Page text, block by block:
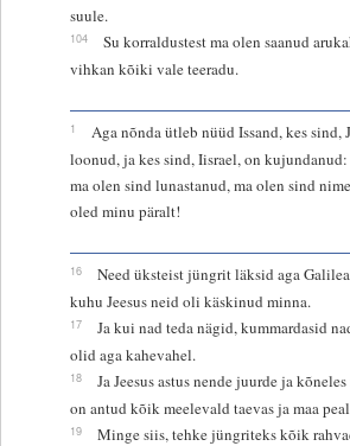
suule.
104
Su korraldustest ma olen saanud
vihkan kõiki vale teeradu.
1
Aga nõnda ütleb nüüd Issand, kes sind,
loonud, ja kes sind, Iisrael, on kujundanud:
ma olen sind lunastanud, ma olen sind
oled minu päralt!
16
Need üksteist jüngrit läksid aga
kuhu Jeesus neid oli käskinud minna.
17
Ja kui nad teda nägid, kummardasid
olid aga kahevahel.
18
Ja Jeesus astus nende juurde ja
on antud kõik meelevald taevas ja maa
19
Minge siis, tehke jüngriteks kõik